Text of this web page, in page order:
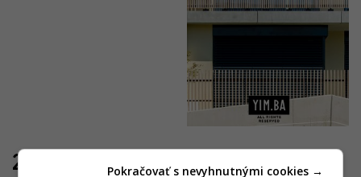
22.11.2023Pokračovať s nevyhnutnými cookies →